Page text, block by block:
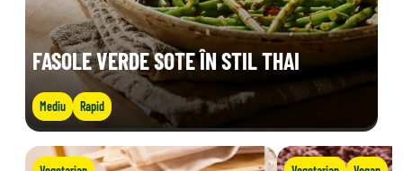
FASOLE VERDE SOTE ÎN STIL THAI
Mediu Rapid